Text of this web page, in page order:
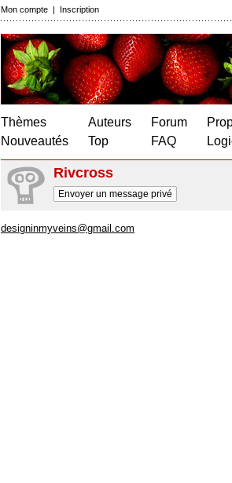
Mon compte | Inscription
Thèmes
Nouveautés
Auteurs
Top
Forum
FAQ
Rivcross
Envoyer un message privé
designinmyveins@gmail.com